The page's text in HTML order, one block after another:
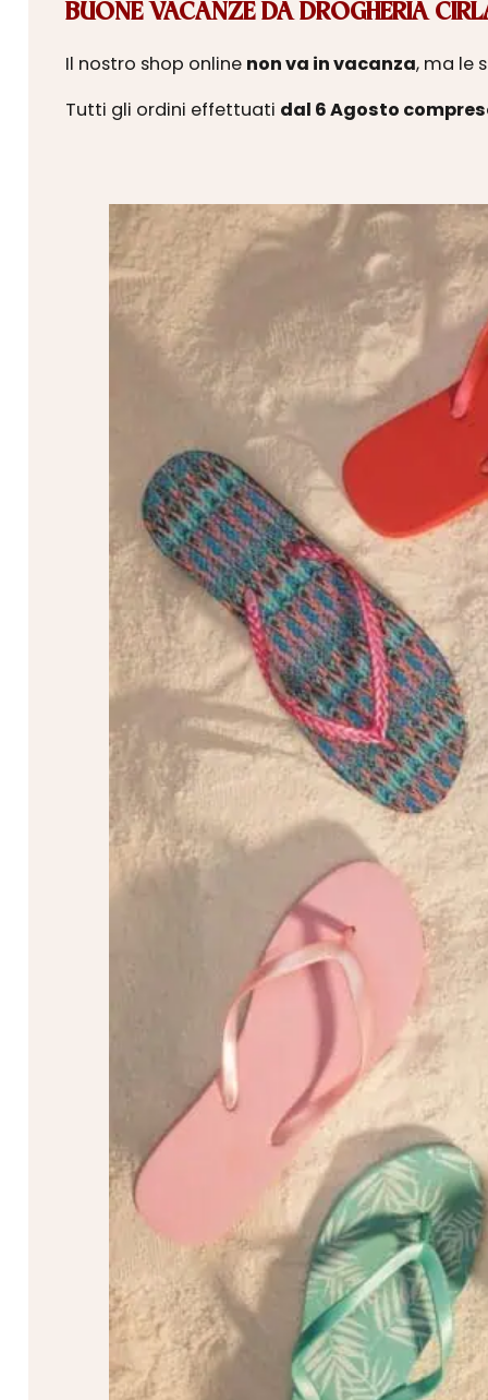
BUONE VACANZE DA DROGHERIA
Il nostro shop online non va in vacanza, ma le
Tutti gli ordini effettuati dal 6 Agosto